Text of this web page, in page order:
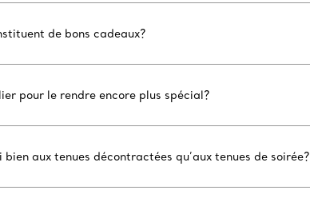
de bons cadeaux?
pour le rendre encore plus spécial?
aux tenues décontractées qu’aux tenues de soirée?